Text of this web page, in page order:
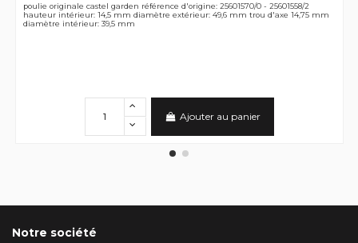
poulie originale castel garden référence d'origine: 25601570/0 - 25601558/2
hauteur intérieur: 14,5 mm diamètre extérieur: 49,6 mm trou d'axe 14,75 mm
diamètre intérieur: 39,5 mm
Ajouter au panier
Notre société